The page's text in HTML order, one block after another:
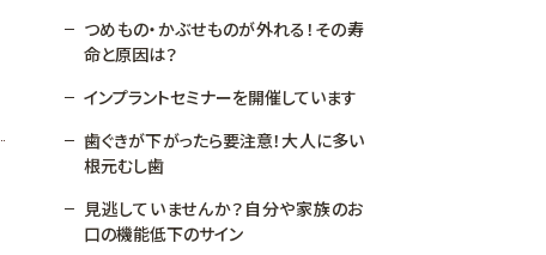
つめもの・かぶせものが外れる！その寿
命と原因は？
インプラントセミナーを開催しています
歯ぐきが下がったら要注意！大人に多い
根元むし歯
見逃していませんか？自分や家族のお
口の機能低下のサイン